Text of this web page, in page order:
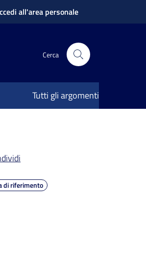
all'area personale
Cerca
Tutti gli argomenti
di riferimento